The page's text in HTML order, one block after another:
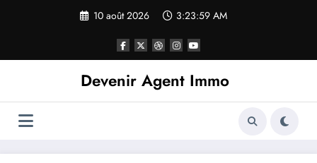
10 août 2026 3:23:59 AM
Devenir Agent Immo